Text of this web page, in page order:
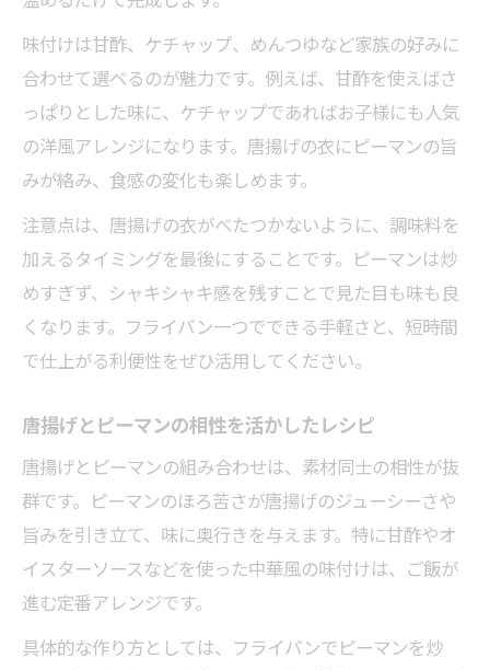
味付けは甘酢、ケチャップ、めんつゆなど家族の好みに
合わせて選べるのが魅力です。例えば、甘酢を使えばさ
っぱりとした味に、ケチャップであればお子様にも人気
の洋風アレンジになります。唐揚げの衣にピーマンの旨
みが絡み、食感の変化も楽しめます。
注意点は、唐揚げの衣がべたつかないように、調味料を
加えるタイミングを最後にすることです。ピーマンは炒
めすぎず、シャキシャキ感を残すことで見た目も味も良
くなります。フライパン一つでできる手軽さと、短時間
で仕上がる利便性をぜひ活用してください。
唐揚げとピーマンの相性を活かしたレシピ
唐揚げとピーマンの組み合わせは、素材同士の相性が抜
群です。ピーマンのほろ苦さが唐揚げのジューシーさや
旨みを引き立て、味に奥行きを与えます。特に甘酢やオ
イスターソースなどを使った中華風の味付けは、ご飯が
進む定番アレンジです。
具体的な作り方としては、フライパンでピーマンを炒